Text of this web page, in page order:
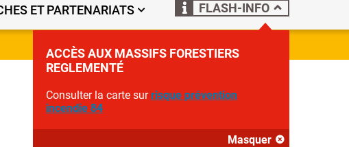
ET PARTENARIATS FLASH-INFO
ACCÈS AUX MASSIFS FORESTIERS
REGLEMENTÉ
Consulter la carte surrisque prévention
incendie 84
Masquer